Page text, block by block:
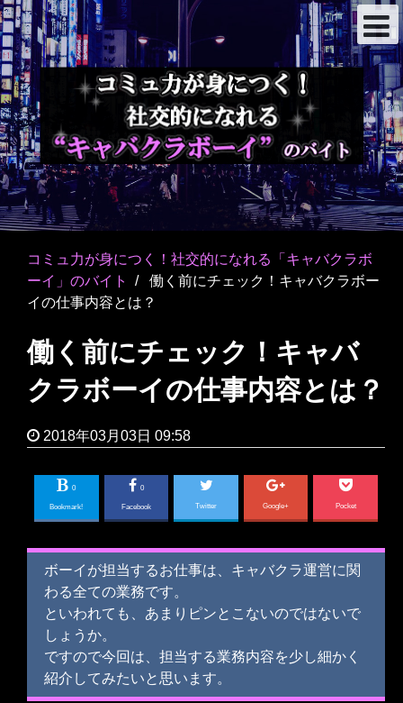
コミュ力が身につく！社交的になれる「キャバクラボ
ーイ」のバイト
働く前にチェック！キャバクラボー
イの仕事内容とは？
働く前にチェック！キャバ
クラボーイの仕事内容とは？
2018年03月03日 09:58
0
Bookmark!
0
Facebook Twitter Google+ Pocket
ボーイが担当するお仕事は、キャバクラ運営に関
わる全ての業務です。
といわれても、あまりピンとこないのではないで
しょうか。
ですので今回は、担当する業務内容を少し細かく
紹介してみたいと思います。